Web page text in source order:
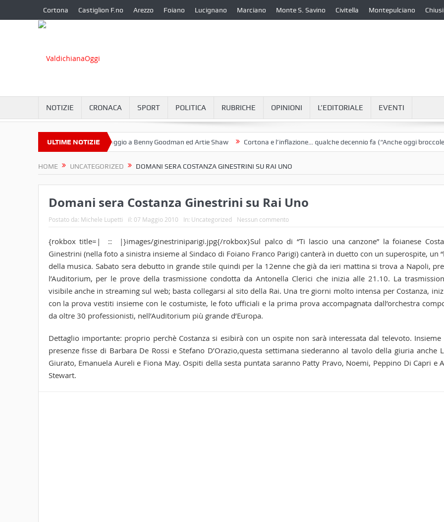
Cortona Castiglion F.no Arezzo Foiano Lucignano Marciano Monte S. Savino Civitella Montepulciano Chiusi
NOTIZIE CRONACA SPORT POLITICA RUBRICHE OPINIONI L’EDITORIALE EVENTI
ULTIME NOTIZIE
a Camucia? Omaggio a Benny Goodman ed Artie Shaw Cortona e l’inflazione… qualche decennio fa (“Anche oggi broccoletti e
HOME UNCATEGORIZED DOMANI SERA COSTANZA GINESTRINI SU RAI UNO
Domani sera Costanza Ginestrini su Rai Uno
Postato da: Michele Lupetti il: 07 Maggio 2010 In: Uncategorized Nessun commento
{rokbox title=| :: |}images/ginestriniparigi.jpg{/rokbox}Sul palco di “Ti lascio una canzone” la foianese
Ginestrini (nella foto a sinistra insieme al Sindaco di Foiano Franco Parigi) canterà in duetto con un superospite, un
della musica. Sabato sera debutto in grande stile quindi per la 12enne che già da ieri mattina si trova a Napoli,
l’Auditorium, per le prove della trasmissione condotta da Antonella Clerici che inizia alle 21.10. La
visibile anche in streaming sul web; basta collegarsi al sito della Rai. Una tre giorni molto intensa per Costanza,
con la prova vestiti insieme con le costumiste, le foto ufficiali e la prima prova accompagnata dall’orchestra
da oltre 30 professionisti, nell’Auditorium più grande d’Europa.
Dettaglio importante: proprio perchè Costanza si esibirà con un ospite non sarà interessata dal televoto. Insieme
presenze fisse di Barbara De Rossi e Stefano D’Orazio,questa settimana siederanno al tavolo della giuria anche
Giurato, Emanuela Aureli e Fiona May. Ospiti della sesta puntata saranno Patty Pravo, Noemi, Peppino Di Capri e
Stewart.